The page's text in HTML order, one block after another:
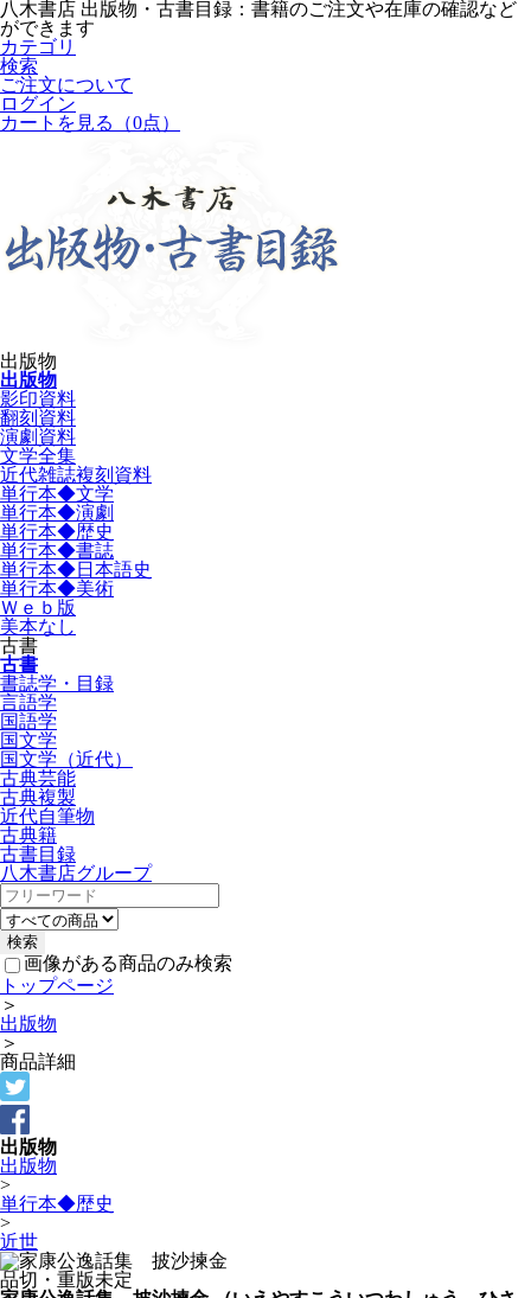
八木書店 出版物・古書目録：書籍のご注文や在庫の確認など
ができます
カテゴリ
検索
ご注文について
ログイン
カートを見る
（0点）
出版物
出版物
影印資料
翻刻資料
演劇資料
文学全集
近代雑誌複刻資料
単行本◆文学
単行本◆演劇
単行本◆歴史
単行本◆書誌
単行本◆日本語史
単行本◆美術
Ｗｅｂ版
美本なし
古書
古書
書誌学・目録
言語学
国語学
国文学
国文学（近代）
古典芸能
古典複製
近代自筆物
古典籍
古書目録
八木書店グループ
画像がある商品のみ検索
トップページ
＞
出版物
＞
商品詳細
出版物
出版物
>
単行本◆歴史
>
近世
品切・重版未定